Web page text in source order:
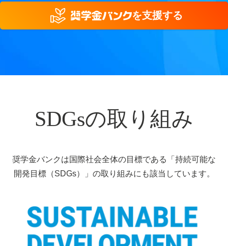
を支援する
SDGsの取り組み
奨学金バンクは国際社会全体の目標である「持続可能な
開発目標（SDGs）」の取り組みにも該当しています。